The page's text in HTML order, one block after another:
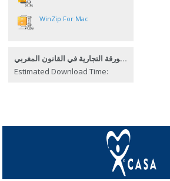
WinZip For Mac
إنشاء الورقة التجارية في القانون المغربي
Estimated Download Time: